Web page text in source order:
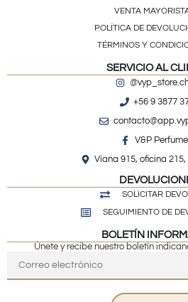
VENTA
POLÍTICA DE
TÉRMINOS Y
SERVICIO AL
+56 9 3877
V&P
Viana 915, oficina
SOLICITAR
SEGUIMIENTO DE
BOLETÍN
Únete y recibe nuestro boletín